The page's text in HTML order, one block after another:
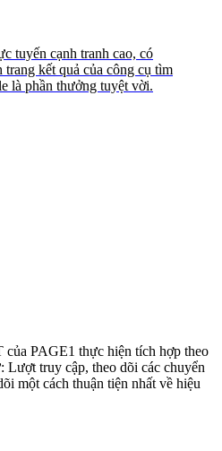
tuyến cạnh tranh cao, có
kết quả của công cụ tìm
là phần thưởng tuyệt vời.
của PAGE1 thực hiện tích hợp theo
Lượt truy cập, theo dõi các chuyển
một cách thuận tiện nhất về hiệu